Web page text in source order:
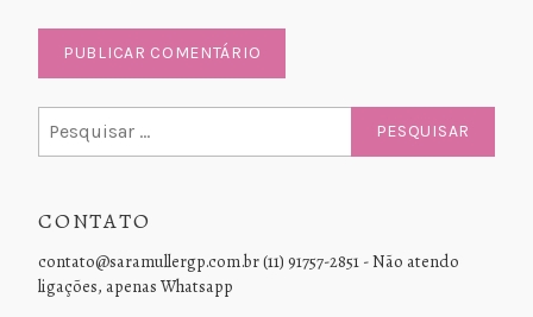
por:
CONTATO
contato@saramullergp.com.br (11) 91757-2851 - Não atendo
ligações, apenas Whatsapp